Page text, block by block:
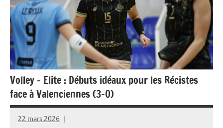
Volley – Elite : Débuts idéaux pour les Récistes
face à Valenciennes (3-0)
22 mars 2026
Rédaction